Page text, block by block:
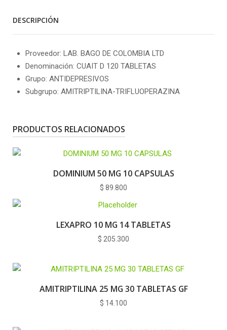
DESCRIPCIÓN
Proveedor: LAB. BAGO DE COLOMBIA LTD
Denominación: CUAIT D 120 TABLETAS
Grupo: ANTIDEPRESIVOS
Subgrupo: AMITRIPTILINA-TRIFLUOPERAZINA
PRODUCTOS RELACIONADOS
DOMINIUM 50 MG 10 CAPSULAS
$ 89.800
LEXAPRO 10 MG 14 TABLETAS
$ 205.300
AMITRIPTILINA 25 MG 30 TABLETAS GF
$ 14.100